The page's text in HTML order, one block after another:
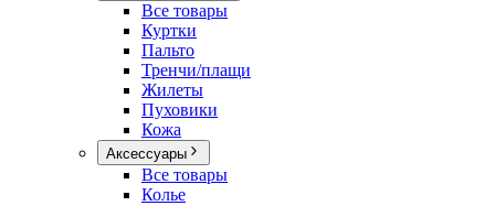
Все товары
Куртки
Пальто
Тренчи/плащи
Жилеты
Пуховики
Кожа
Аксессуары
Все товары
Колье